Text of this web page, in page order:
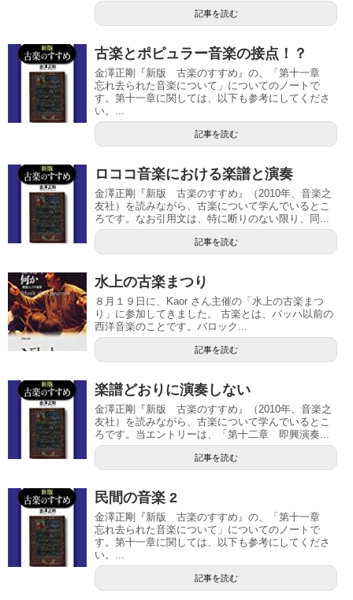
記事を読む
古楽とポピュラー音楽の接点！？
金澤正剛『新版 古楽のすすめ』の、「第十一章
忘れ去られた音楽について」についてのノートで
す。第十一章に関しては、以下も参考にしてくださ
い。...
記事を読む
ロココ音楽における楽譜と演奏
金澤正剛『新版 古楽のすすめ』（2010年、音楽之
友社）を読みながら、古楽について学んでいるとこ
ろです。なお引用文は、特に断りのない限り、同...
記事を読む
水上の古楽まつり
８月１９日に、Kaor さん主催の「水上の古楽まつ
り」に参加してきました。 古楽とは、バッハ以前の
西洋音楽のことです。バロック...
記事を読む
楽譜どおりに演奏しない
金澤正剛『新版 古楽のすすめ』（2010年、音楽之
友社）を読みながら、古楽について学んでいるとこ
ろです。当エントリーは、「第十二章 即興演奏...
記事を読む
民間の音楽 2
金澤正剛『新版 古楽のすすめ』の、「第十一章
忘れ去られた音楽について」についてのノートで
す。第十一章に関しては、以下も参考にしてくださ
い。...
記事を読む